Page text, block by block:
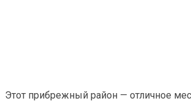
Этот прибрежный район — отличное